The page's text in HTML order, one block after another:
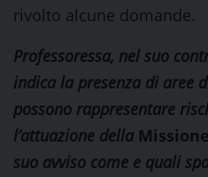
rivolto alcune domande.
Professoressa, nel suo
indica la presenza di aree
possono rappresentare
l’attuazione della
suo avviso come e quali